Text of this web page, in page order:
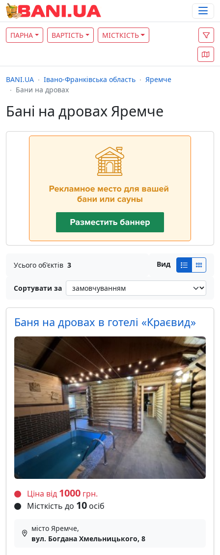
ПАРНА ВАРТІСТЬ МІСТКІСТЬ
BANI.UA Івано-Франківська область
Яремче
Бани на дровах
Бані на дровах Яремче
Усього об'єктів 3 Вид
Сортувати за
Баня на дровах в готелі «Краєвид»
Ціна від 1000 грн.
Місткість до 10 осіб
місто Яремче,
вул. Богдана Хмельницького, 8